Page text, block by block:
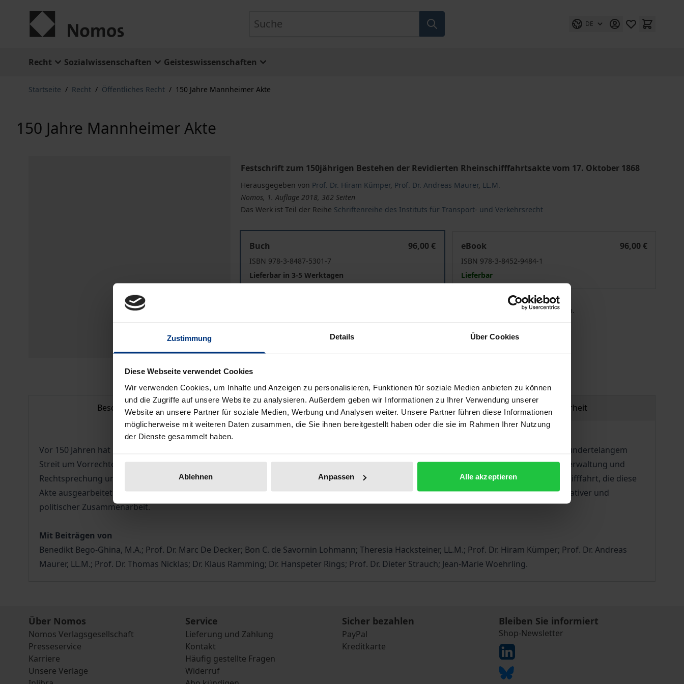
Zustimmung Details Über Cookies
Diese Webseite verwendet Cookies
Wir verwenden Cookies, um Inhalte und Anzeigen zu personalisieren, Funktionen für soziale Medien anbieten zu können
und die Zugriffe auf unsere Website zu analysieren. Außerdem geben wir Informationen zu Ihrer Verwendung unserer
Website an unsere Partner für soziale Medien, Werbung und Analysen weiter. Unsere Partner führen diese Informationen
möglicherweise mit weiteren Daten zusammen, die Sie ihnen bereitgestellt haben oder die sie im Rahmen Ihrer Nutzung
der Dienste gesammelt haben.
Ablehnen Anpassen Alle akzeptieren
DE
Recht Sozialwissenschaften Geisteswissenschaften
Startseite / Recht / Öffentliches Recht / 150 Jahre Mannheimer Akte
150 Jahre Mannheimer Akte
Festschrift zum 150jährigen Bestehen der Revidierten Rheinschifffahrtsakte vom 17. Oktober 1868
Herausgegeben von Prof. Dr. Hiram Kümper, Prof. Dr. Andreas Maurer, LL.M.
Nomos, 1. Auflage 2018, 362 Seiten
Das Werk ist Teil der Reihe Schriftenreihe des Instituts für Transport- und Verkehrsrecht
Buch
96,00 €
ISBN 978-3-8487-5301-7
Lieferbar in 3-5 Werktagen
eBook
96,00 €
ISBN 978-3-8452-9484-1
Lieferbar
Preisangaben inkl. MwSt. Abhängig von der Lieferadresse kann die MwSt. an der Kasse variieren.
In den Warenkorb Zur Wunschliste hinzufügen
Hinweise zu Versandkosten
Beschreibung Bibliografische Angaben Produktsicherheit
Vor 150 Jahren hat die Revidierte Mannheimer Rheinakte endgültig die Freiheit der Flussschifffahrt auf dem Rhein geschaffen. Nach jahrhundertelangem
Streit um Vorrechte und Einflussnahmen und einem zähen Ringen um die letzten Zölle und Stapelprivilegien konnte so eine einheitliche Verwaltung und
Rechtsprechung und eine gemeinsame Pflege des Stromes und seiner Uferläufe erreicht werden. Die Zentralkommission für die Rheinschifffahrt, die diese
Akte ausgearbeitet hat und umsetzt, gilt bis heute als beispielhaft für internationale Organisationen im Bereich wirtschaftlicher, administrativer und
politischer Zusammenarbeit.
Mit Beiträgen von
Benedikt Bego-Ghina, M.A.; Prof. Dr. Marc De Decker; Bon C. de Savornin Lohmann; Theresia Hacksteiner, LL.M.; Prof. Dr. Hiram Kümper; Prof. Dr. Andreas
Maurer, LL.M.; Prof. Dr. Thomas Nicklas; Dr. Klaus Ramming; Dr. Hanspeter Rings; Prof. Dr. Dieter Strauch; Jean-Marie Woehrling.
Über Nomos
Nomos Verlagsgesellschaft
Presseservice
Karriere
Unsere Verlage
Service
Lieferung und Zahlung
Kontakt
Häufig gestellte Fragen
Widerruf
Sicher bezahlen
PayPal
Kreditkarte
Bleiben Sie informiert
Shop-Newsletter